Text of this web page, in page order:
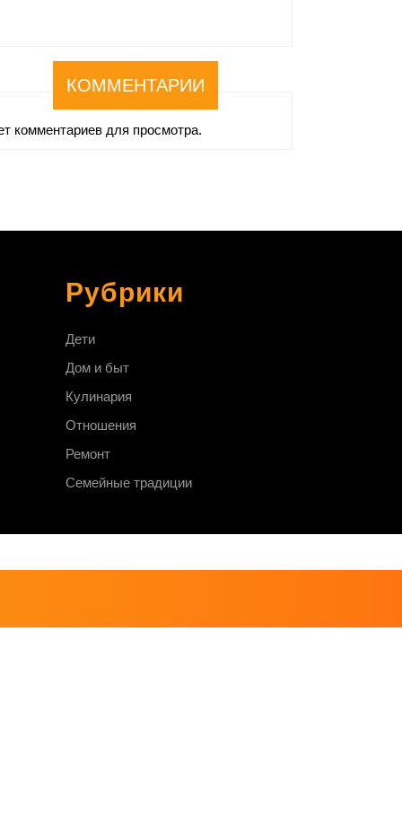
КОММЕНТАРИИ
комментариев для просмотра.
Рубрики
Дети
Дом и быт
Кулинария
Отношения
Ремонт
Семейные традиции